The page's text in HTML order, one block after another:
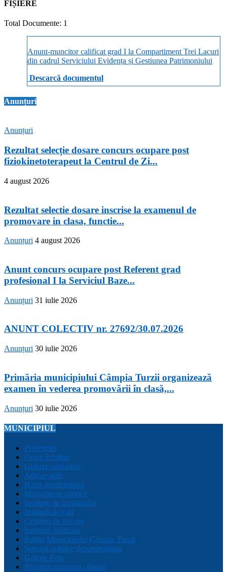
FIȘIERE
Total Documente: 1
Anunt-muncitor calificat grad I la Compartiment Trei Lacuri
din cadrul Serviciului Evidența și Gestiunea Patrimoniului
Descarcă documentul
Anunțuri
Anunțuri
Rezultat selecție dosare concurs ocupare post
fiziokinetoterapeut la Centrul de Zi...
4 august 2026
Rezultat selectie dosare inscrise la examenul de
promovare in clasa, functie...
Anunțuri 4 august 2026
Anunt concurs ocupare post Referent grad
profesional I la Serviciul Baze...
Anunțuri 31 iulie 2026
ANUNT COLECTIV nr. 27692/30.07.2026
Anunțuri 30 iulie 2026
Primăria municipiului Câmpia Turzii organizează
examen în vederea promovării în clasă,...
Anunțuri 30 iulie 2026
MUNICIPIUL
Prezentare
Orașe înfrățite
Galeria primarilor
Adrese utile
Harta municipiului
Monumente istorice
Instituții de învățământ
Instituții de cult
Cetățeni de onoare
Instituții medicale
Poliția Municipiului Câmpia Turzii
Servicii publice descentralizate
Galerie Foto
Program transport călători